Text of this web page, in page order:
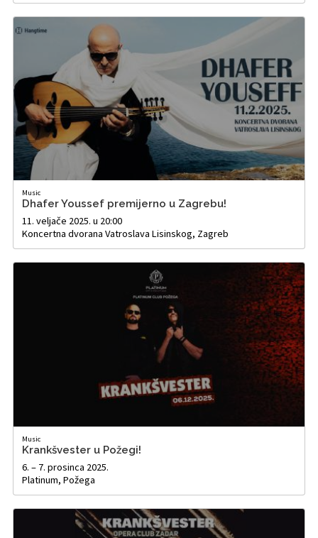
Music
Dhafer Youssef premijerno u Zagrebu!
11. veljače 2025. u 20:00
Koncertna dvorana Vatroslava Lisinskog, Zagreb
Music
Krankšvester u Požegi!
6. – 7. prosinca 2025.
Platinum, Požega